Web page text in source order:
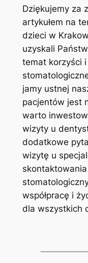
Dziękujemy za
artykułem na
dzieci w
⁣uzyskali
temat korzyści
jamy ustnej
pacjentów jest
⁣warto
wizyty u
dodatkowe
​wizytę u
współpracę i
dla wszystkich